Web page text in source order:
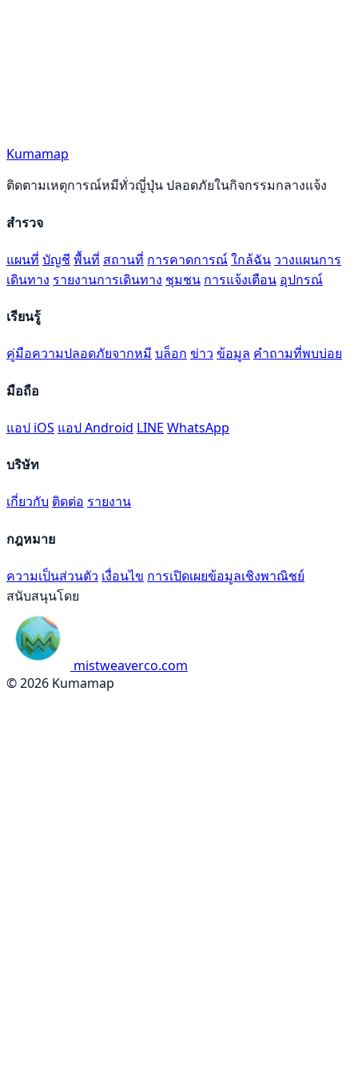
Kumamap
ติดตามเหตุการณ์หมีทั่วญี่ปุ่น ปลอดภัยในกิจกรรมกลางแจ้ง
สำรวจ
แผนที่ บัญชี พื้นที่ สถานที่ การคาดการณ์ใกล้ฉัน วางแผนการ
เดินทาง รายงานการเดินทาง ชุมชน การแจ้งเตือน อุปกรณ์
เรียนรู้
คู่มือความปลอดภัยจากหมี บล็อก ข่าว ข้อมูล คำถามที่พบบ่อย
มือถือ
แอป iOS แอป Android LINE WhatsApp
บริษัท
เกี่ยวกับ ติดต่อ รายงาน
กฎหมาย
ความเป็นส่วนตัว เงื่อนไข การเปิดเผยข้อมูลเชิงพาณิชย์
สนับสนุนโดย
mistweaverco.com
© 2026 Kumamap